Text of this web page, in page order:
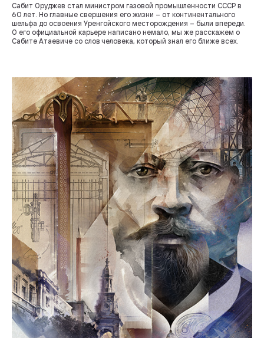
Сабит Оруджев стал министром газовой промышленности СССР в
60 лет. Но главные свершения его жизни – от континентального
шельфа до освоения Уренгойского месторождения – были впереди.
О его официальной карьере написано немало, мы же расскажем о
Сабите Атаевиче со слов человека, который знал его ближе всех.